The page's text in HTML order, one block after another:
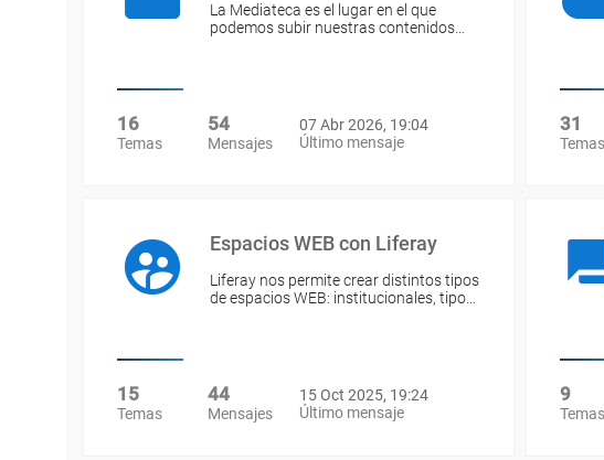
La Mediateca es el lugar en el que
podemos subir nuestras contenidos…
16
Temas
54
Mensajes
07 Abr 2026, 19:04
Último mensaje
31
Temas
Espacios WEB con Liferay
Liferay nos permite crear distintos tipos
de espacios WEB: institucionales, tipo…
15
Temas
44
Mensajes
15 Oct 2025, 19:24
Último mensaje
9
Temas